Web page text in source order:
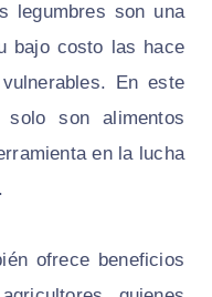
legumbres son una
bajo costo las hace
En este
son alimentos
en la lucha
ofrece beneficios